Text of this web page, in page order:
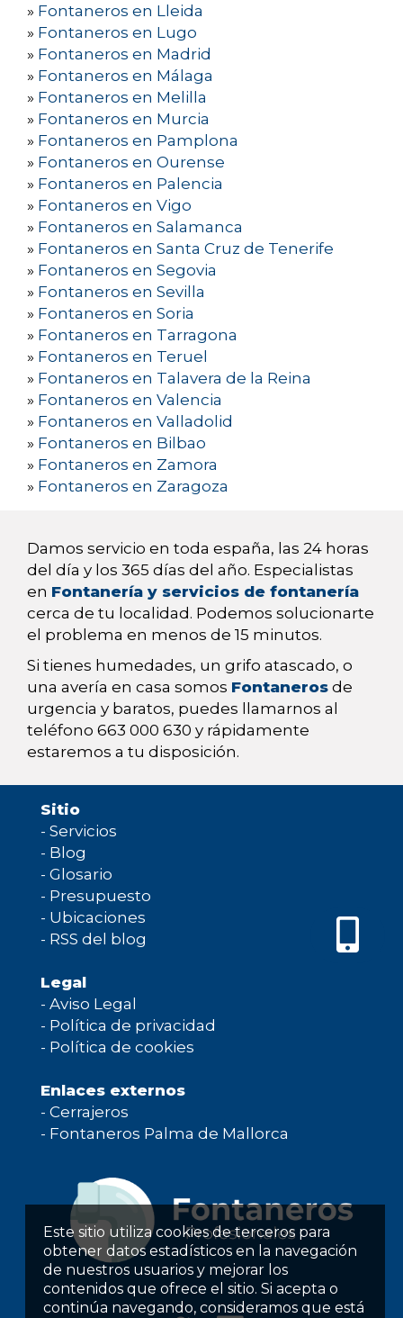
Este sitio utiliza cookies de terceros para
obtener datos estadísticos en la navegación
de nuestros usuarios y mejorar los
contenidos que ofrece el sitio. Si acepta o
continúa navegando, consideramos que está
» Fontaneros en Lleida
» Fontaneros en Lugo
» Fontaneros en Madrid
» Fontaneros en Málaga
» Fontaneros en Melilla
» Fontaneros en Murcia
» Fontaneros en Pamplona
» Fontaneros en Ourense
» Fontaneros en Palencia
» Fontaneros en Vigo
» Fontaneros en Salamanca
» Fontaneros en Santa Cruz de Tenerife
» Fontaneros en Segovia
» Fontaneros en Sevilla
» Fontaneros en Soria
» Fontaneros en Tarragona
» Fontaneros en Teruel
» Fontaneros en Talavera de la Reina
» Fontaneros en Valencia
» Fontaneros en Valladolid
» Fontaneros en Bilbao
» Fontaneros en Zamora
» Fontaneros en Zaragoza
Damos servicio en toda españa, las 24 horas
del día y los 365 días del año. Especialistas
en Fontanería y servicios de fontanería
cerca de tu localidad. Podemos solucionarte
el problema en menos de 15 minutos.
Si tienes humedades, un grifo atascado, o
una avería en casa somos Fontaneros de
urgencia y baratos, puedes llamarnos al
teléfono 663 000 630 y rápidamente
estaremos a tu disposición.
Sitio
- Servicios
- Blog
- Glosario
- Presupuesto
- Ubicaciones
- RSS del blog
Legal
- Aviso Legal
- Política de privacidad
- Política de cookies
Enlaces externos
- Cerrajeros
- Fontaneros Palma de Mallorca